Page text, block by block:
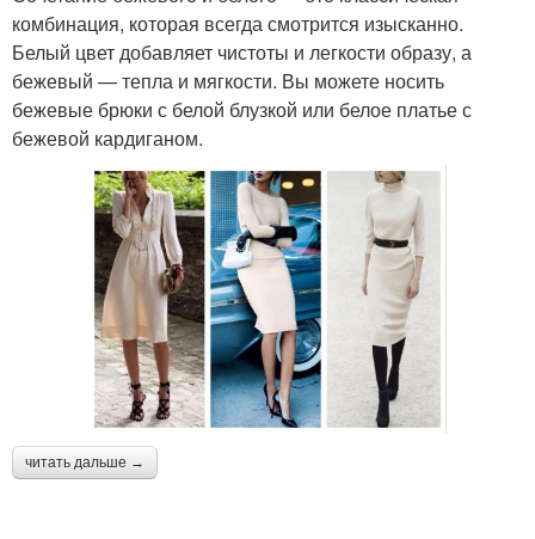
комбинация, которая всегда смотрится изысканно.
Белый цвет добавляет чистоты и легкости образу, а
бежевый — тепла и мягкости. Вы можете носить
бежевые брюки с белой блузкой или белое платье с
бежевой кардиганом.
читать дальше →